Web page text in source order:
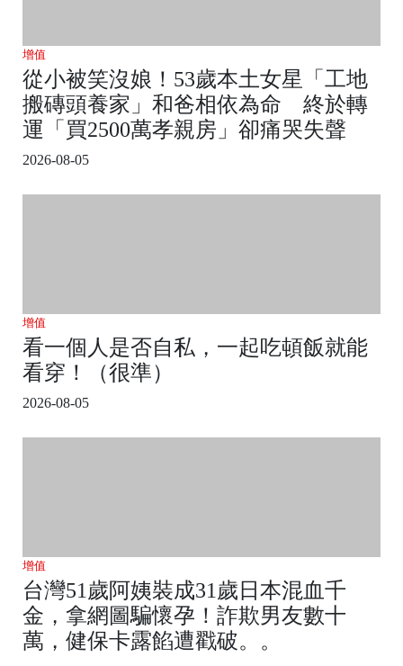
增值
從小被笑沒娘！53歲本土女星「工地
搬磚頭養家」和爸相依為命 終於轉
運「買2500萬孝親房」卻痛哭失聲
2026-08-05
增值
看一個人是否自私，一起吃頓飯就能
看穿！（很準）
2026-08-05
增值
台灣51歲阿姨裝成31歲日本混血千
金，拿網圖騙懷孕！詐欺男友數十
萬，健保卡露餡遭戳破。。